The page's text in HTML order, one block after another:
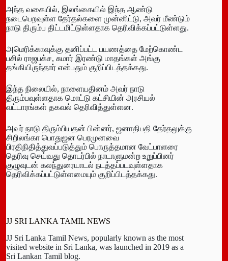
அந்த வகையில், இலங்கையில் இந்த ஆண்டு
நடைபெறவுள்ள தேர்தல்களை முன்னிட்டு, அவர் மீண்டும்
நாடு திரும்ப திட்டமிட்டுள்ளதாக தெரிவிக்கப்பட்டுள்ளது.
அமெரிக்காவுக்கு தனிப்பட்ட பயணத்தை மேற்கொண்ட
பசில் ராஜபக்ச, சுமார் இரண்டு மாதங்கள் அங்கு
தங்கியிருந்தார் என்பதும் குறிப்பிடத்தக்கது.
இந்த நிலையில், நாளையதினம் அவர் நாடு
திரும்பவுள்ளதாக மொட்டு கட்சியின் அரசியல்
வட்டாரங்கள் தகவல் தெரிவித்துள்ளன.
அவர் நாடு திரும்பியதன் பின்னர், ஜனாதிபதி தேர்தலுக்கு
சிறிலங்கா பொதுஜன பெரமுனவை
பிரதிநிதித்துவப்படுத்தும் பொருத்தமான வேட்பாளரை
தெரிவு செய்வது தொடர்பில் நாடாளுமன்ற உறுப்பினர்
குழுவுடன் கலந்துரையாடல் நடத்தப்படவுள்ளதாக
தெரிவிக்கப்பட்டுள்ளமையும் குறிப்பிடத்தக்கது.
JJ SRI LANKA TAMIL NEWS
JJ Sri Lanka Tamil News, popularly known as the most
visited website in Sri Lanka, was launched in 2019 as a
Sri Lankan Tamil blog.